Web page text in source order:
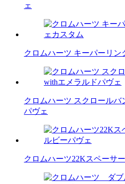
ェ
クロムハーツ キーパーリン
クロムハーツ スクロール
パヴェ
クロムハーツ22Kスペーサ